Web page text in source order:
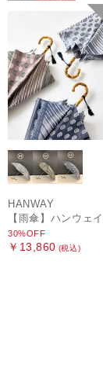
HANWAY
30%OFF
￥13,860 (税込)